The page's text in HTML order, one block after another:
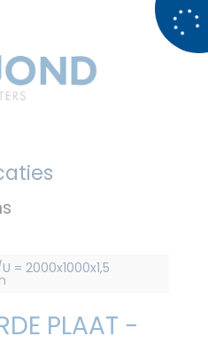
= 2000x1000x1,5
PLAAT -